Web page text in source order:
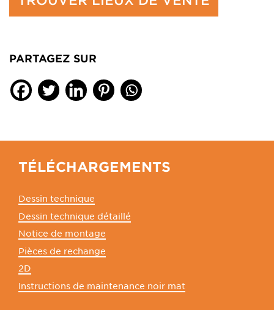
PARTAGEZ SUR
TÉLÉCHARGEMENTS
Dessin technique
Dessin technique détaillé
Notice de montage
Pièces de rechange
2D
Instructions de maintenance noir mat